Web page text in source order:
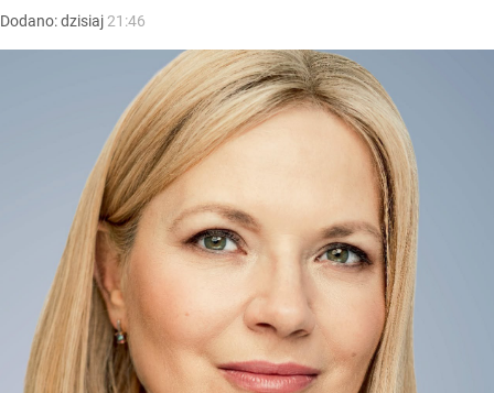
Dodano:dzisiaj 21:46